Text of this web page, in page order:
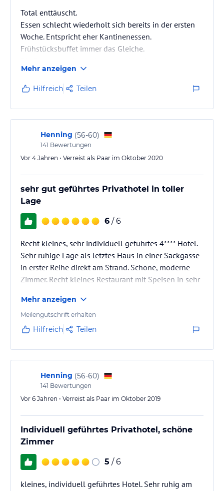
Total enttäuscht.
Essen schlecht wiederholt sich bereits in der ersten
Woche. Entspricht eher Kantinenessen.
Frühstücksbuffet immer das Gleiche.
Mehr anzeigen
Hilfreich Teilen
Henning (56-60)
141 Bewertungen
Vor 4 Jahren • Verreist als Paar im Oktober 2020
sehr gut geführtes Privathotel in toller
Lage
6 / 6
Recht kleines, sehr individuell geführtes 4****-Hotel.
Sehr ruhige Lage als letztes Haus in einer Sackgasse
in erster Reihe direkt am Strand. Schöne, moderne
Zimmer. Recht kleines Restaurant mit Speisen in sehr
Mehr anzeigen
Meilengutschrift erhalten
Hilfreich Teilen
Henning (56-60)
141 Bewertungen
Vor 6 Jahren • Verreist als Paar im Oktober 2019
Individuell geführtes Privathotel, schöne
Zimmer
5 / 6
kleines, individuell geführtes Hotel. Sehr ruhig am